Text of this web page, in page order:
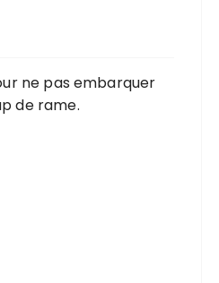
ne pas embarquer
de rame.